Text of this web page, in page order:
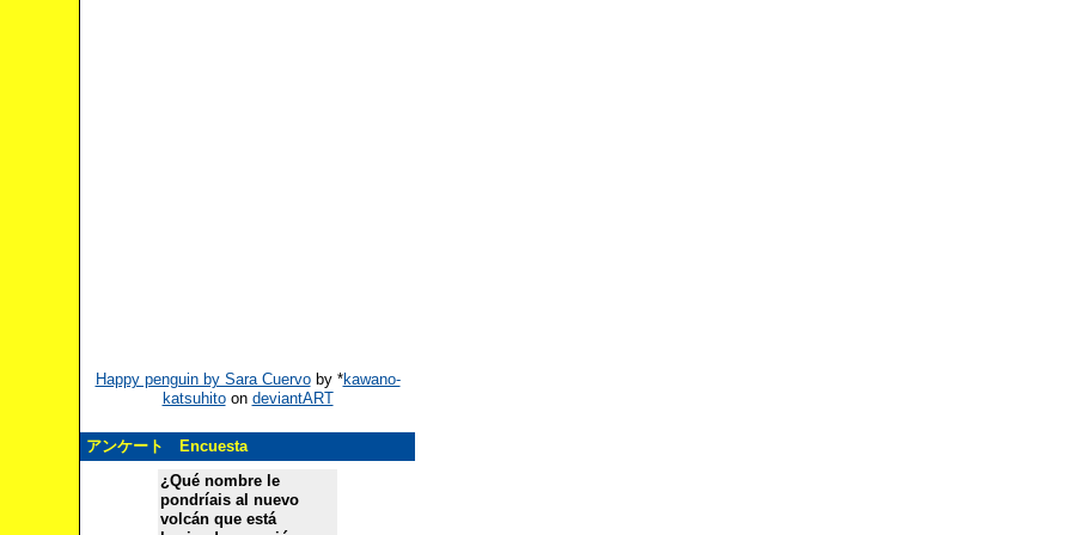
Happy penguin by Sara Cuervoby *kawano-
katsuhitoon deviantART
アンケート Encuesta
¿Qué nombre le
pondríais al nuevo
volcán que está